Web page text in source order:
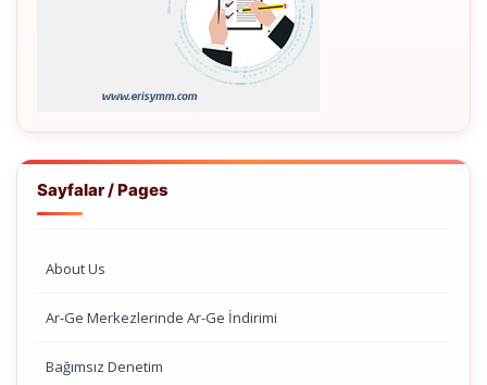
Sayfalar / Pages
About Us
Ar-Ge Merkezlerinde Ar-Ge İndirimi
Bağımsız Denetim